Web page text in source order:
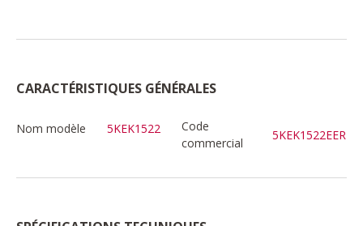
CARACTÉRISTIQUES GÉNÉRALES
Nom modèle 5KEK1522
Code
commercial
5KEK1522EER